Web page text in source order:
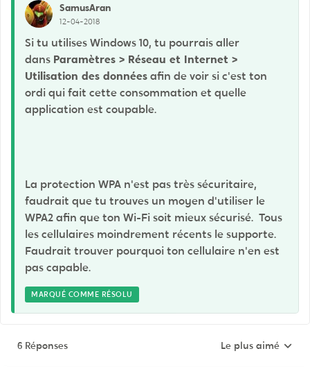
SamusAran
12-04-2018
Si tu utilises Windows 10, tu pourrais aller
dans Paramètres > Réseau et Internet >
Utilisation des donnéesafin de voir si c'est ton
ordi qui fait cette consommation et quelle
application est coupable.
La protection WPA n'est pas très sécuritaire,
faudrait que tu trouves un moyen d'utiliser le
WPA2 afin que ton Wi-Fi soit mieux sécurisé. Tous
les cellulaires moindrement récents le supporte.
Faudrait trouver pourquoi ton cellulaire n'en est
pas capable.
MARQUÉ COMME RÉSOLU
6 Réponses Réponses triées
Le plus aimé